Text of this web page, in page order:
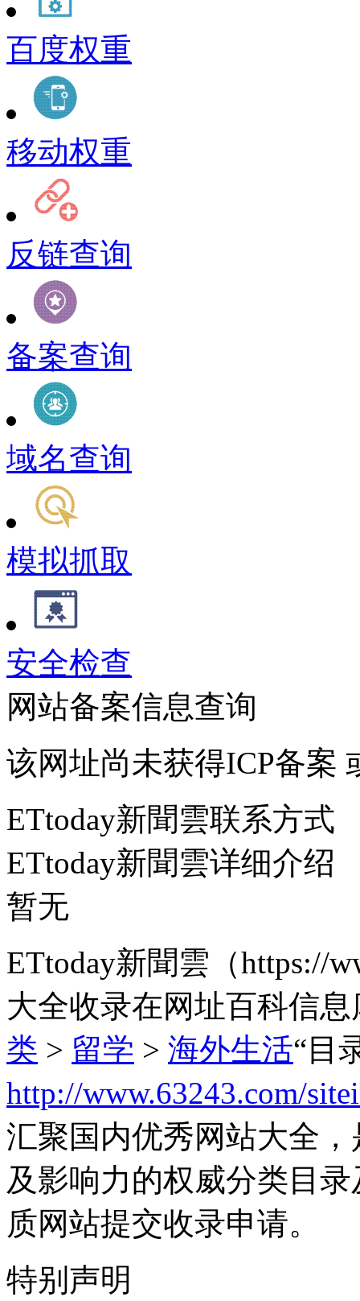
百度权重
移动权重
反链查询
备案查询
域名查询
模拟抓取
安全检查
网站备案信息查询
该网址尚未获得ICP备案
ETtoday新聞雲联系方式
ETtoday新聞雲详细介绍
暂无
ETtoday新聞雲（https://
大全收录在网址百科信
类 > 留学 > 海外生活“目
http://www.63243.com/
汇聚国内优秀网站大全
及影响力的权威分类目
质网站提交收录申请。
特别声明